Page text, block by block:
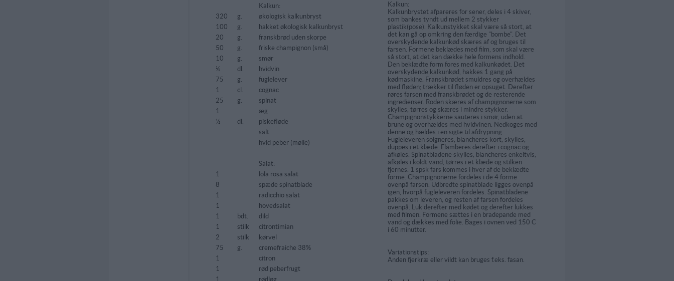
Kalkun:
320
g.
økologisk kalkunbryst
100
g.
hakket økologisk kalkunbryst
20
g.
franskbrød uden skorpe
50
g.
friske champignon (små)
10
g.
smør
½
dl.
hvidvin
75
g.
fuglelever
1
cl.
cognac
25
g.
spinat
1
æg
½
dl.
piskefløde
salt
hvid peber (mølle)
Salat:
1
lola rosa salat
8
spæde spinatblade
1
radicchio salat
1
hovedsalat
1
bdt.
dild
1
stilk
citrontimian
2
stilk
kørvel
75
g.
cremefraiche 38%
1
citron
1
rød peberfrugt
1
rødløg
Kalkun:
Kalkunbrystet afpareres for sener, deles i 4 skiver,
som bankes tyndt ud mellem 2 stykker
plastik(pose). Kalkunstykket skal være så stort, at
det kan gå op omkring den færdige "bombe". Det
overskydende kalkunkød skæres af og bruges til
farsen. Formene beklædes med film, som skal være
så stort, at det kan dække hele formens indhold.
Den beklædte form fores med kalkunkødet. Det
overskydende kalkunkød, hakkes 1 gang på
kødmaskine. Franskbrødet smuldres og overhældes
med fløden; trækker til fløden er opsuget. Derefter
røres farsen med franskbrødet og de resterende
ingredienser. Roden skæres af champignonerne som
skylles, tørres og skæres i mindre stykker.
Champignonstykkerne sauteres i smør, uden at
brune og overhældes med hvidvinen. Nedkoges med
denne og hældes i en sigte til afdrypning.
Fugleleveren soigneres, blancheres kort, skylles,
duppes i et klæde. Flamberes derefter i cognac og
afkøles. Spinatbladene skylles, blancheres enkeltvis,
afkøles i koldt vand, tørres i et klæde og stilken
fjernes. 1 spsk fars kommes i hver af de beklædte
forme. Champignonerne fordeles i de 4 forme
ovenpå farsen. Udbredte spinatblade ligges ovenpå
igen, hvorpå fugleleveren fordeles. Spinatbladene
pakkes om leveren, og resten af farsen fordeles
ovenpå. Luk derefter med kødet og derefter lukkes
med filmen. Formene sættes i en bradepande med
vand og dækkes med folie. Bages i ovnen ved 150 C
i 60 minutter.
Variationstips:
Anden fjerkræ eller vildt kan bruges f.eks. fasan.